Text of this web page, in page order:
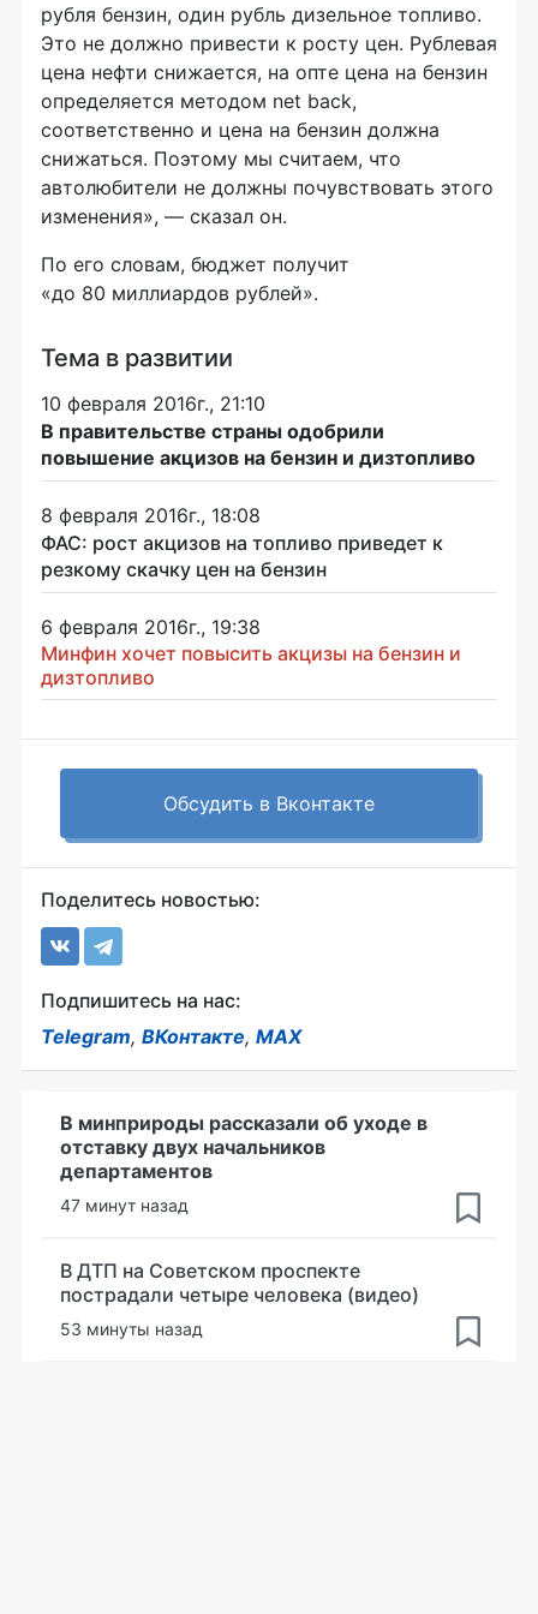
рубля бензин, один рубль дизельное топливо.
Это не должно привести к росту цен. Рублевая
цена нефти снижается, на опте цена на бензин
определяется методом net back,
соответственно и цена на бензин должна
снижаться. Поэтому мы считаем, что
автолюбители не должны почувствовать этого
изменения», — сказал он.
По его словам, бюджет получит
«до 80 миллиардов рублей».
Тема в развитии
10 февраля 2016г., 21:10
В правительстве страны одобрили
повышение акцизов на бензин и дизтопливо
8 февраля 2016г., 18:08
ФАС: рост акцизов на топливо приведет к
резкому скачку цен на бензин
6 февраля 2016г., 19:38
Минфин хочет повысить акцизы на бензин и
дизтопливо
Обсудить в Вконтакте
Поделитесь новостью:
Подпишитесь на нас:
Telegram, ВКонтакте, MAX
В минприроды рассказали об уходе в
отставку двух начальников
департаментов
47 минут назад
В ДТП на Советском проспекте
пострадали четыре человека (видео)
53 минуты назад